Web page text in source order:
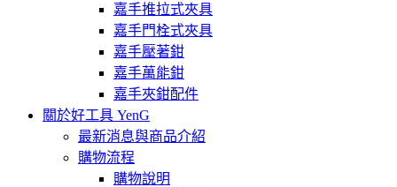
嘉手推拉式夾具
嘉手門栓式夾具
嘉手壓著鉗
嘉手萬能鉗
嘉手夾鉗配件
關於好工具 YenG
最新消息與商品介紹
購物流程
購物說明